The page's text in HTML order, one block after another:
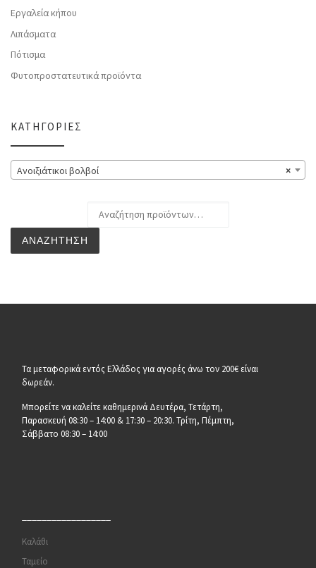
Εργαλεία κήπου
Λιπάσματα
Πότισμα
Φυτοπροστατευτικά προϊόντα
ΚΑΤΗΓΟΡΊΕΣ
×
Ανοιξιάτικοι βολβοί
ΑΝΑΖΉΤΗΣΗ
Τα μεταφορικά εντός Ελλάδος για αγορές άνω τον 200€ είναι
δωρεάν.
Μπορείτε να καλείτε καθημερινά Δευτέρα, Τετάρτη,
Παρασκευή 08:30 – 14:00 & 17:30 – 20:30. Τρίτη, Πέμπτη,
Σάββατο 08:30 – 14:00
Καλάθι
Ταμείο